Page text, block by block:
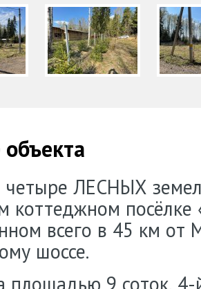
ЛЕСНЫХ
коттеджном посёлке
всего в 45 км
шоссе.
площадью 9 соток, 4-